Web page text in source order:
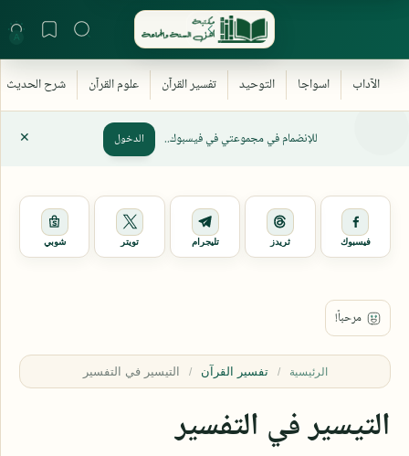
للإنضمام في مجموعتي في فيسبوك.. الدخول
فيسبوك ثريدز تليجرام تويتر شوبي
الرئيسية تفسير القرآن
التيسير في التفسير